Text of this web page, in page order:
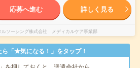
応募へ進む 詳しく見る
ルソーシング株式会社 メディカルケア事業部
「★気になる！」をタップ！
を押しておくと、派遣会社から